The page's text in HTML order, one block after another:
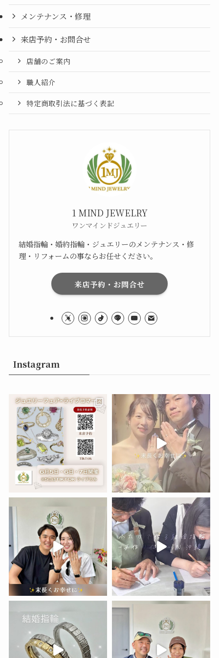
メンテナンス・修理
来店予約・お問合せ
店舗のご案内
職人紹介
特定商取引法に基づく表記
1 MIND JEWELRY
ワンマインドジュエリー
結婚指輪・婚約指輪・ジュエリーのメンテナンス・修
理・リフォームの事ならお任せください。
来店予約・お問合せ
Instagram